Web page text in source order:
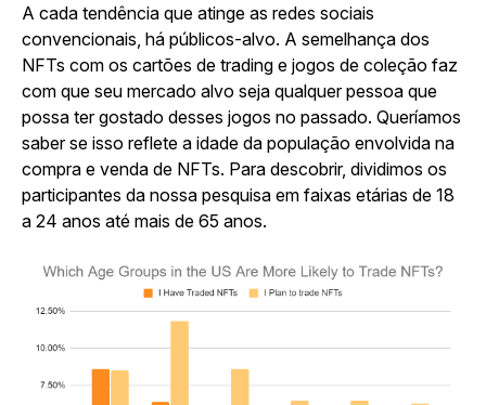
A cada tendência que atinge as redes sociais
convencionais, há públicos-alvo. A semelhança dos
NFTs com os cartões de trading e jogos de coleção faz
com que seu mercado alvo seja qualquer pessoa que
possa ter gostado desses jogos no passado. Queríamos
saber se isso reflete a idade da população envolvida na
compra e venda de NFTs. Para descobrir, dividimos os
participantes da nossa pesquisa em faixas etárias de 18
a 24 anos até mais de 65 anos.